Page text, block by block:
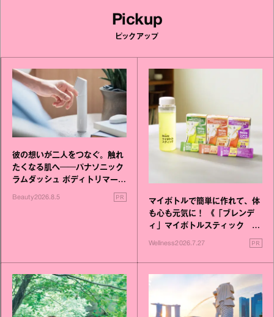
Pickup
ピックアップ
彼の想いが二人をつなぐ。触れ
たくなる肌へ──パナソニック
ラムダッシュ ボディトリマーが
Beauty2026.8.5 PR
マイボトルで簡単に作れて、体
も心も元気に！ 《「ブレンデ
ィ」マイボトルスティック い
いこと毎日》シリーズが誕生
Wellness2026.7.27 PR